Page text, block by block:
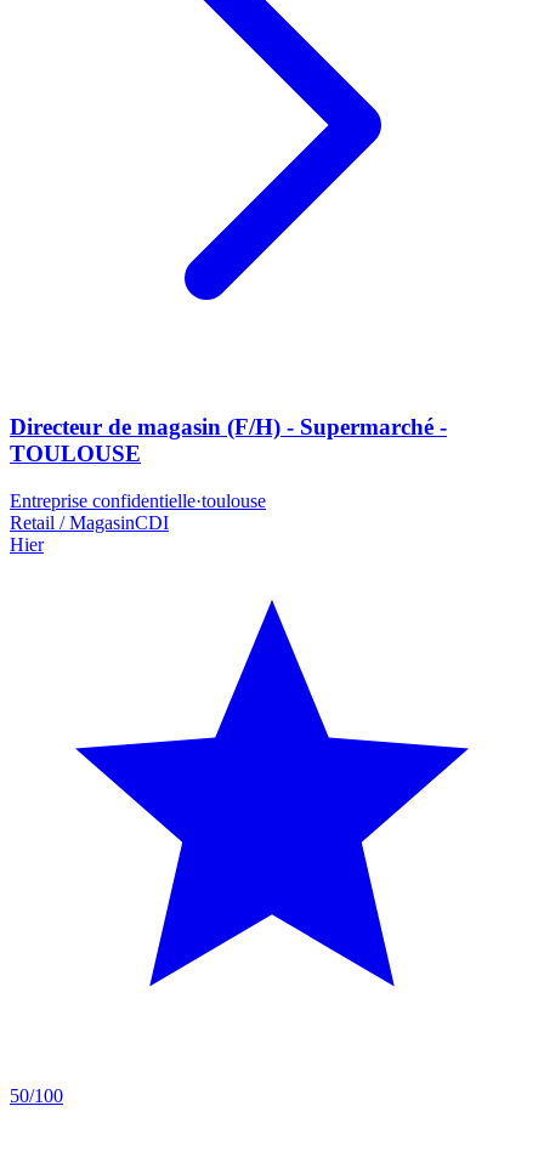
Directeur de magasin (F/H) - Supermarché -
TOULOUSE
Entreprise confidentielle·toulouse
Retail / MagasinCDI
Hier
50/100